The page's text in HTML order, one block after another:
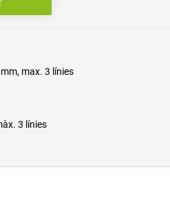
max. 3 línies
3 línies